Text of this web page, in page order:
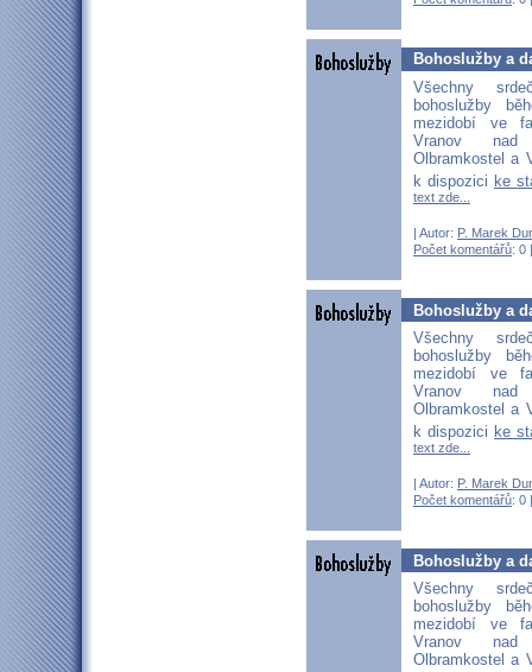
Bohoslužby a
Všechny
bohoslužby
mezidobí ve
Vranov
Olbramkostel a
k dispozici ke
text zde...
| Autor: P. Marek
Počet komentářů: 0
Bohoslužby a
Všechny
bohoslužby
mezidobí ve
Vranov
Olbramkostel a
k dispozici ke
text zde...
| Autor: P. Marek
Počet komentářů: 0
Bohoslužby a
Všechny
bohoslužby
mezidobí ve
Vranov
Olbramkostel a